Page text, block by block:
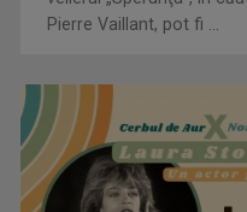
Pierre Vaillant, pot fi ...